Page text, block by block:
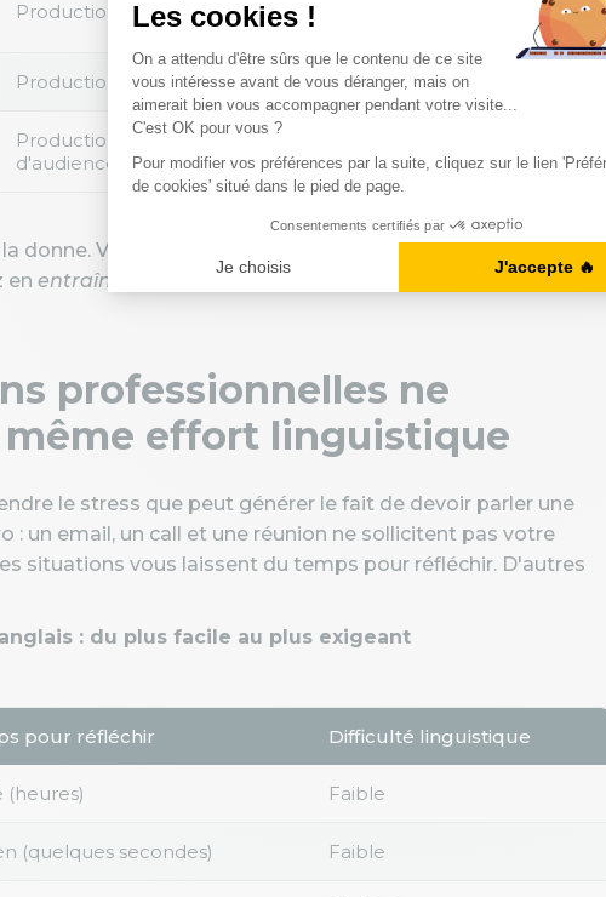
Production + réactivité
Production + gestion cognitive Très élevée
Production + gestion
d'audience
Très élevée
donne. Vous ne progressez pas plus vite en "connaissant
en entraînant les bonnes compétences
professionnelles ne
effort linguistique
le stress que peut générer le fait de devoir parler une
: un email, un call et une réunion ne sollicitent pas votre
situations vous laissent du temps pour réfléchir. D'autres
: du plus facile au plus exigeant
pour réfléchir Difficulté linguistique
(heures) Faible
(quelques secondes) Faible